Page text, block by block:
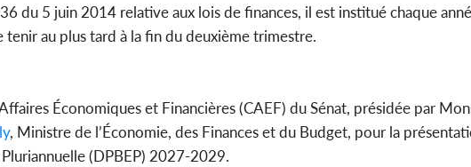
du 5 juin 2014 relative aux lois de finances, il est institué chaque
au plus tard à la fin du deuxième trimestre.
Économiques et Financières (CAEF) du Sénat, présidée par
, Ministre de l’Économie, des Finances et du Budget, pour la
(DPBEP) 2027-2029.